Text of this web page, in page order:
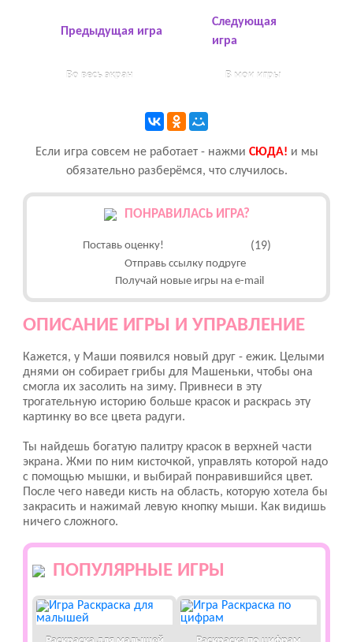
Предыдущая игра
Во весь экран В мои игры
Следующая
игра
Если игра совсем не работает - нажми CЮДА! и мы
обязательно разберёмся, что случилось.
ПОНРАВИЛАСЬ ИГРА?
Поставь оценку! (19)
Отправь ссылку подруге
Получай новые игры на e-mail
ОПИСАНИЕ ИГРЫ И УПРАВЛЕНИЕ
Кажется, у Маши появился новый друг - ежик. Целыми
днями он собирает грибы для Машеньки, чтобы она
смогла их засолить на зиму. Привнеси в эту
трогательную историю больше красок и раскрась эту
картинку во все цвета радуги.
Ты найдешь богатую палитру красок в верхней части
экрана. Жми по ним кисточкой, управлять которой надо
с помощью мышки, и выбирай понравившийся цвет.
После чего наведи кисть на область, которую хотела бы
закрасить и нажимай левую кнопку мыши. Как видишь
ничего сложного.
ПОПУЛЯРНЫЕ ИГРЫ